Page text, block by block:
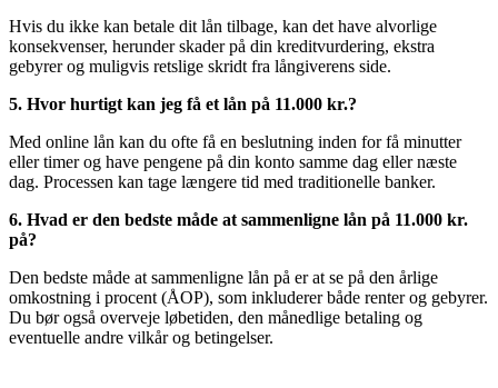
Hvis du ikke kan betale dit lån tilbage, kan det have alvorlige
konsekvenser, herunder skader på din kreditvurdering, ekstra
gebyrer og muligvis retslige skridt fra långiverens side.
5. Hvor hurtigt kan jeg få et lån på 11.000 kr.?
Med online lån kan du ofte få en beslutning inden for få minutter
eller timer og have pengene på din konto samme dag eller næste
dag. Processen kan tage længere tid med traditionelle banker.
6. Hvad er den bedste måde at sammenligne lån på 11.000 kr.
på?
Den bedste måde at sammenligne lån på er at se på den årlige
omkostning i procent (ÅOP), som inkluderer både renter og gebyrer.
Du bør også overveje løbetiden, den månedlige betaling og
eventuelle andre vilkår og betingelser.